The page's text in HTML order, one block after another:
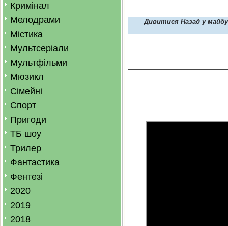
Кримінал
Мелодрами
Містика
Мультсеріали
Мультфільми
Мюзикл
Сімейні
Спорт
Пригоди
ТБ шоу
Трилер
Фантастика
Фентезі
2020
2019
2018
Дивитися Назад у